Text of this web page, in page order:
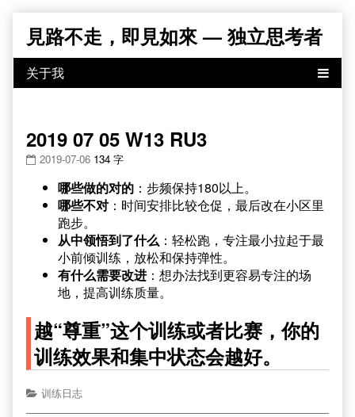
content
見路不走，即見如來 — 独立思考者
2019 07 05 W13 RU3
2019-07-06 134 字
哪些做的对的 ：步频保持180以上。
哪些不对 ：时间安排比较仓促，最后改在小区里
跑步。
从中领悟到了什么 ：轻松跑，专注最小拉起于最
小前倾训练，放松和保持弹性。
有什么需要改进 ：想办法找到更容易专注的场
地，提高训练质量。
越“尊重”这个训练或者比赛，你的
训练效果和集中状态会越好。
训练日志